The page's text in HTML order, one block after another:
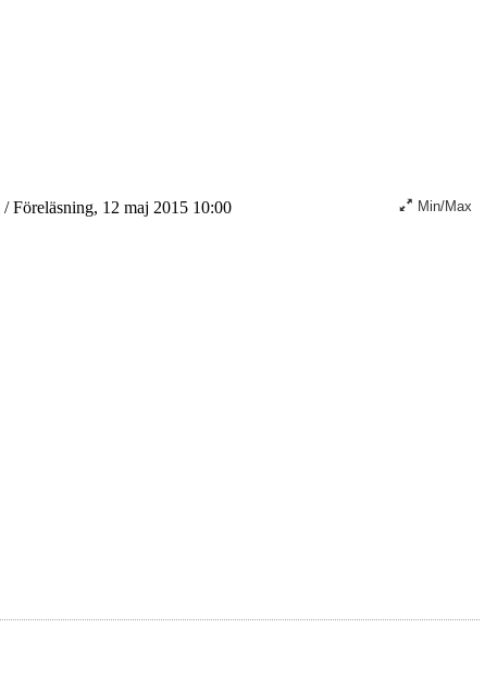
/Föreläsning, 12 maj 2015 10:00 Min/Max